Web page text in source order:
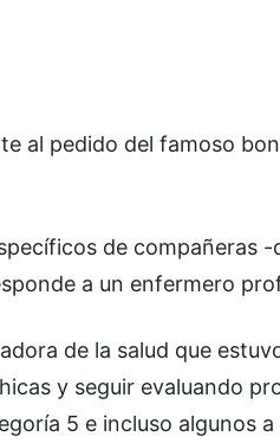
al pedido del famoso
de compañeras
a un enfermero
de la salud que
y seguir evaluando
5 e incluso algunos